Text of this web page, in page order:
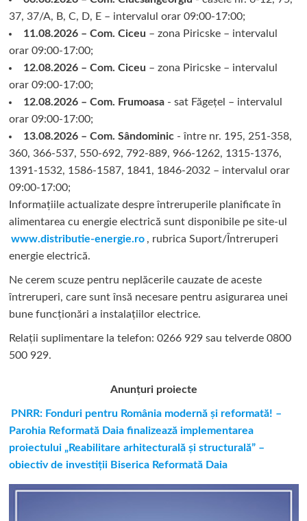
37, 37/A, B, C, D, E – intervalul orar 09:00-17:00;
11.08.2026 – Com. Ciceu – zona Piricske – intervalul
orar 09:00-17:00;
12.08.2026 – Com. Ciceu – zona Piricske – intervalul
orar 09:00-17:00;
12.08.2026 – Com. Frumoasa- sat Făgețel – intervalul
orar 09:00-17:00;
13.08.2026 – Com. Sândominic- între nr. 195, 251-358,
360, 366-537, 550-692, 792-889, 966-1262, 1315-1376,
1391-1532, 1586-1587, 1841, 1846-2032 – intervalul orar
09:00-17:00;
Informațiile actualizate despre întreruperile planificate în
alimentarea cu energie electrică sunt disponibile pe site-ul
www.distributie-energie.ro , rubrica Suport/Întreruperi
energie electrică.
Ne cerem scuze pentru neplăcerile cauzate de aceste
întreruperi, care sunt însă necesare pentru asigurarea unei
bune funcționări a instalațiilor electrice.
Relații suplimentare la tel efon: 0266 929 sau telverde 0800
500 929.
Anunțuri proiecte
PNRR: Fonduri pentru România modernă și reformată! –
Parohia Reformată Daia finalizează implementarea
proiectului „Reabilitare arhitecturală și structurală” –
obiectiv de investiții Biserica Reformată Daia